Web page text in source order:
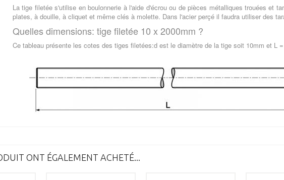
La tige filetée s'utilise en boulonnerie à l'aide d'écrou ou de pièces métalliques trouées et
plates, à douille, à cliquet et même clés à molette. Dans l'acier perçé il faudra utiliser des
Quelles dimensions: tige filetée 10 x 2000mm ?
Ce tableau présente les cotes des tiges filetées:d est le diamètre de la tige soit 10mm et L
ONT ÉGALEMENT ACHETÉ...